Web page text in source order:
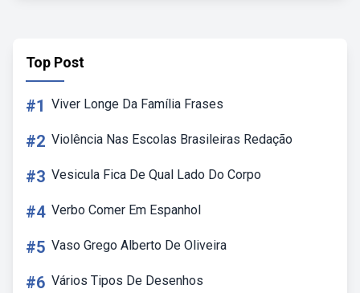
Top Post
#1 Viver Longe Da Família Frases
#2 Violência Nas Escolas Brasileiras Redação
#3 Vesicula Fica De Qual Lado Do Corpo
#4 Verbo Comer Em Espanhol
#5 Vaso Grego Alberto De Oliveira
#6 Vários Tipos De Desenhos